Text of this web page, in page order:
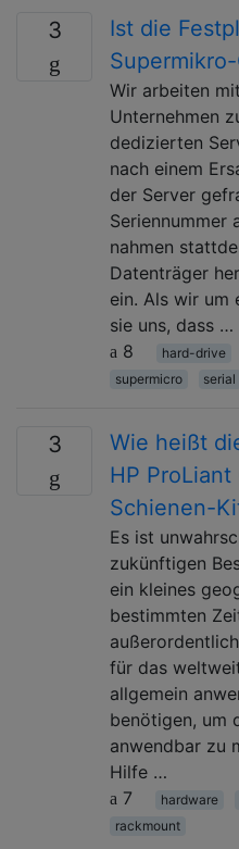
3
Ist die
Wir arbeiten
Unternehmen
dedizierten
nach einem
der Server
Seriennummer
nahmen
Datenträger
ein. Als wir um
sie uns, dass …
8
hard-drive
supermicro
serial
3
Wie heißt
HP
Schienen-
Es ist
zukünftigen
ein kleines
bestimmten
für das
allgemein
benötigen, um
anwendbar zu
Hilfe …
7
hardware
rackmount